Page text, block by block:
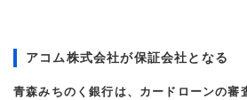
アコム株式会社が保証会社となる
青森みちのく銀行は、カードローンの審